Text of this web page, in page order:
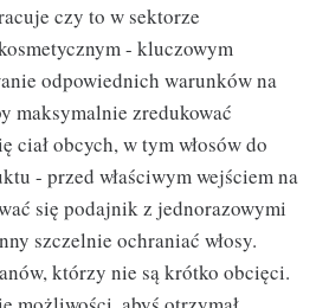
czy to w sektorze
- kluczowym
odpowiednich warunków na
maksymalnie zredukować
ciał obcych, w tym włosów do
- przed właściwym wejściem na
się podajnik z jednorazowymi
szczelnie ochraniać włosy.
którzy nie są krótko obcięci.